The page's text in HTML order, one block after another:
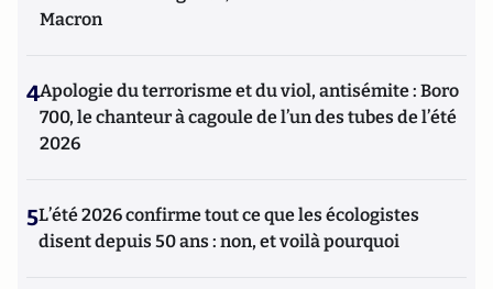
Macron
4Apologie du terrorisme et du viol, antisémite : Boro
700, le chanteur à cagoule de l’un des tubes de l’été
2026
5L’été 2026 confirme tout ce que les écologistes
disent depuis 50 ans : non, et voilà pourquoi